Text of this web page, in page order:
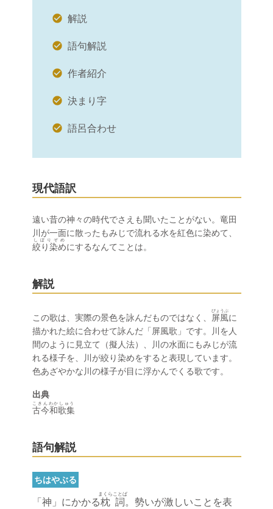
解説
語句解説
作者紹介
決まり字
語呂合わせ
現代語訳
遠い昔の神々の時代でさえも聞いたことがない。竜田
川が一面に散ったもみじで流れる水を紅色に染めて、
絞り染め
しぼりぞめ
にするなんてことは。
解説
この歌は、実際の景色を詠んだものではなく、 屏風
びょうぶ
に
描かれた絵に合わせて詠んだ「屏風歌」です。川を人
間のように見立て（擬人法）、川の水面にもみじが流
れる様子を、川が絞り染めをすると表現しています。
色あざやかな川の様子が目に浮かんでくる歌です。
出典
古今和歌集
こきんわかしゅう
語句解説
ちはやぶる
「神」にかかる枕詞
まくらことば
。勢いが激しいことを表